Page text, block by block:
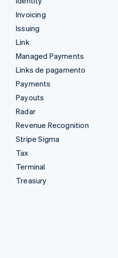
Invoicing
Issuing
Link
Managed Payments
Links de pagamento
Payments
Payouts
Radar
Revenue Recognition
Stripe Sigma
Tax
Terminal
Treasury